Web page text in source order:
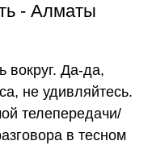
- Алматы
вокруг. Да-да,
не удивляйтесь.
телепередачи/
в тесном